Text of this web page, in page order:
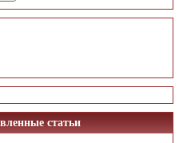
статьи